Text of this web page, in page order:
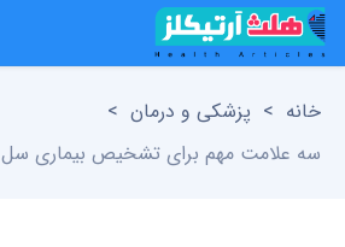
خانه > پزشکی و درمان >
سه علامت مهم برای تشخیص بیماری سل